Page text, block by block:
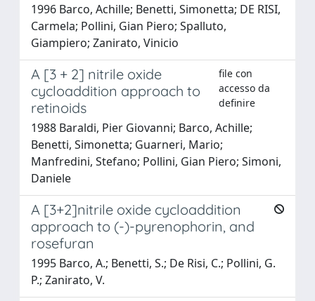
1996 Barco, Achille; Benetti, Simonetta; DE RISI,
Carmela; Pollini, Gian Piero; Spalluto,
Giampiero; Zanirato, Vinicio
A [3 + 2] nitrile oxide
cycloaddition approach to
retinoids
file con
accesso da
definire
1988 Baraldi, Pier Giovanni; Barco, Achille;
Benetti, Simonetta; Guarneri, Mario;
Manfredini, Stefano; Pollini, Gian Piero; Simoni,
Daniele
A [3+2]nitrile oxide cycloaddition
approach to (-)-pyrenophorin, and
rosefuran
1995 Barco, A.; Benetti, S.; De Risi, C.; Pollini, G.
P.; Zanirato, V.